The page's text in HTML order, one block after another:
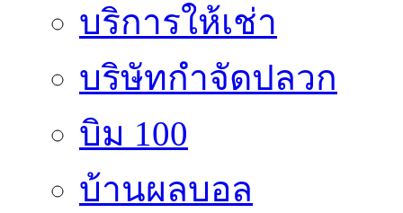
บริการให้เช่า
บริษัทกำจัดปลวก
บิม 100
บ้านผลบอล